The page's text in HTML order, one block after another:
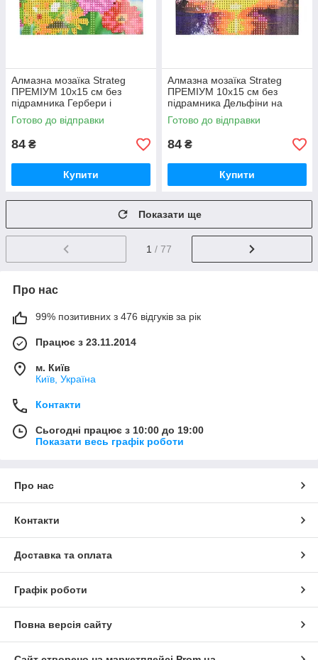
Алмазна мозаїка Strateg
ПРЕМІУМ 10х15 см без
підрамника Гербери і
метелики (YAB14425)
Готово до відправки
84 ₴
Купити
Алмазна мозаїка Strateg
ПРЕМІУМ 10х15 см без
підрамника Дельфіни на
заході сонця (YAB29566)
Готово до відправки
84 ₴
Купити
Показати ще
1 / 77
Про нас
99% позитивних з 476 відгуків за рік
Працює з 23.11.2014
м. Київ
Київ, Україна
Контакти
Сьогодні працює з 10:00 до 19:00
Показати весь графік роботи
Про нас
Контакти
Доставка та оплата
Графік роботи
Повна версія сайту